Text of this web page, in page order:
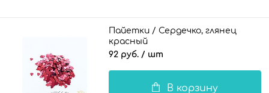
Пайетки / Сердечко, глянец
красный
92 руб. / шт
В корзину